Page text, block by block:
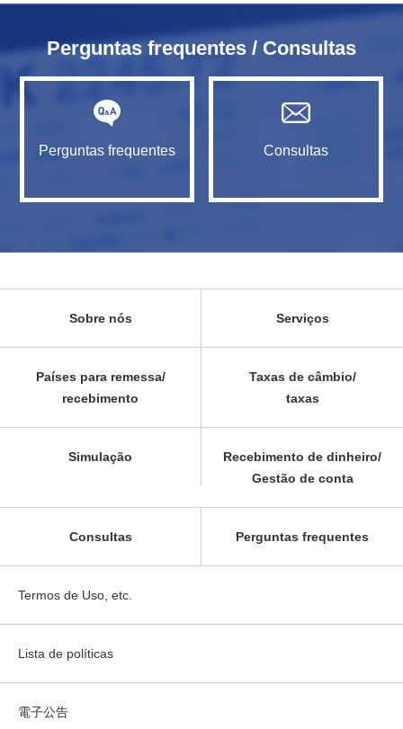
Perguntas frequentes / Consultas
Perguntas frequentes Consultas
Sobre nós Serviços
Países para remessa/
recebimento
Taxas de câmbio/
taxas
Simulação
Recebimento de dinheiro/
Gestão de conta
Consultas Perguntas frequentes
Termos de Uso, etc.
Lista de políticas
電子公告